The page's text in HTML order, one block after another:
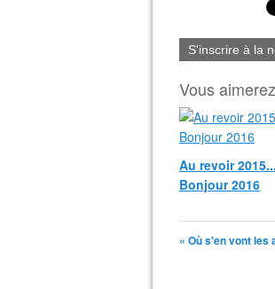
S'inscrire à la
Vous
Au revoir 2015...
Bonjour 2016
« Où s'en vont les